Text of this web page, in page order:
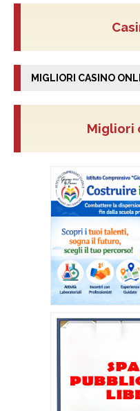
MIGLIORI CASINO
Migliori